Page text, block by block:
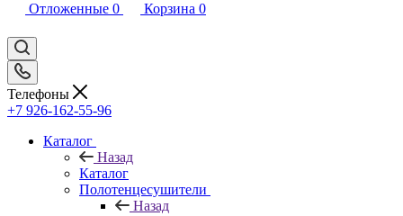
Отложенные 0 Корзина 0
Телефоны
+7 926-162-55-96
Каталог
Назад
Каталог
Полотенцесушители
Назад